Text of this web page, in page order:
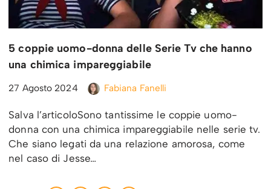
5 coppie uomo-donna delle Serie Tv che hanno
una chimica impareggiabile
27 Agosto 2024 Fabiana Fanelli
Salva l’articoloSono tantissime le coppie uomo-
donna con una chimica impareggiabile nelle serie tv.
Che siano legati da una relazione amorosa, come
nel caso di Jesse…